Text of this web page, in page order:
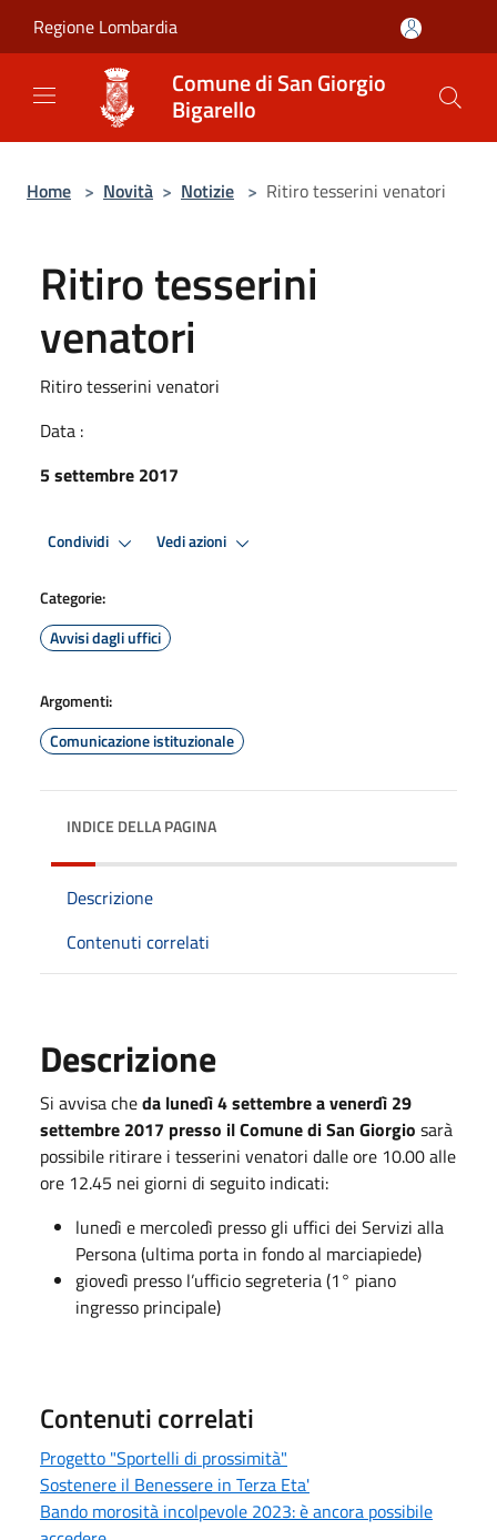
Regione Lombardia
Comune di San Giorgio
Bigarello
Home > Novità > Notizie > Ritiro tesserini venatori
Ritiro tesserini
venatori
Ritiro tesserini venatori
Data :
5 settembre 2017
Condividi Vedi azioni
Categorie:
Avvisi dagli uffici
Argomenti:
Comunicazione istituzionale
INDICE DELLA PAGINA
Descrizione
Contenuti correlati
Descrizione
Si avvisa cheda lunedì 4 settembre a venerdì 29
settembre 2017 presso il Comune di San Giorgio sarà
possibile ritirare i tesserini venatori dalle ore 10.00 alle
ore 12.45 nei giorni di seguito indicati:
lunedì e mercoledì presso gli uffici dei Servizi alla
Persona (ultima porta in fondo al marciapiede)
giovedì presso l’ufficio segreteria (1° piano
ingresso principale)
Contenuti correlati
Progetto "Sportelli di prossimità"
Sostenere il Benessere in Terza Eta'
Bando morosità incolpevole 2023: è ancora possibile